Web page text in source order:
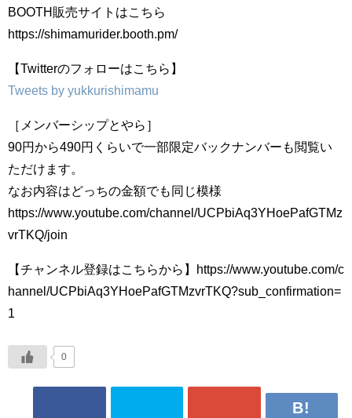
BOOTH販売サイトはこちら
https://shimamurider.booth.pm/
【Twitterのフォローはこちら】
Tweets by yukkurishimamu
［メンバーシップとやら］
90円から490円くらいで一部限定バックナンバーも閲覧い
ただけます。
なお内容はどっちの金額でも同じ模様
https://www.youtube.com/channel/UCPbiAq3YHoePafGTMz
vrTKQ/join
【チャンネル登録はこちらから】https://www.youtube.com/c
hannel/UCPbiAq3YHoePafGTMzvrTKQ?sub_confirmation=
1
0